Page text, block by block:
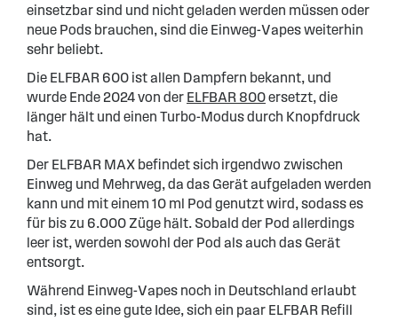
einsetzbar sind und nicht geladen werden müssen oder
neue Pods brauchen, sind die Einweg-Vapes weiterhin
sehr beliebt.
Die ELFBAR 600 ist allen Dampfern bekannt, und
wurde Ende 2024 von der ELFBAR 800ersetzt, die
länger hält und einen Turbo-Modus durch Knopfdruck
hat.
Der ELFBAR MAX befindet sich irgendwo zwischen
Einweg und Mehrweg, da das Gerät aufgeladen werden
kann und mit einem 10 ml Pod genutzt wird, sodass es
für bis zu 6.000 Züge hält. Sobald der Pod allerdings
leer ist, werden sowohl der Pod als auch das Gerät
entsorgt.
Während Einweg-Vapes noch in Deutschland erlaubt
sind, ist es eine gute Idee, sich ein paar ELFBAR Refill